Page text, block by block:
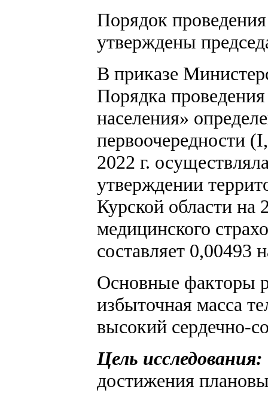
Порядок
утверждены
В приказе
Порядка
населения»
первоочередности
2022 г.
утверждении
Курской области на
медицинского
составляет 0,00493
Основные факторы
избыточная масса
высокий сердечно-
Цель исследования:
достижения